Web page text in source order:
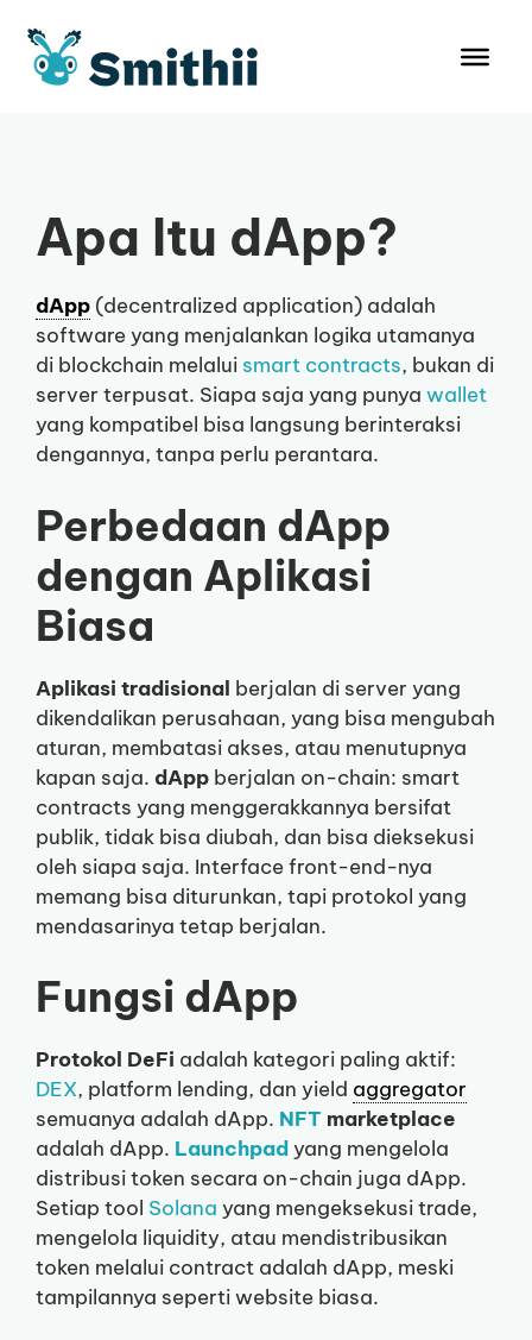
Apa Itu dApp?
dApp (decentralized application) adalah
software yang menjalankan logika utamanya
di blockchain melalui smart contracts, bukan di
server terpusat. Siapa saja yang punya wallet
yang kompatibel bisa langsung berinteraksi
dengannya, tanpa perlu perantara.
Perbedaan dApp
dengan Aplikasi
Biasa
Aplikasi tradisional berjalan di server yang
dikendalikan perusahaan, yang bisa mengubah
aturan, membatasi akses, atau menutupnya
kapan saja. dApp berjalan on-chain: smart
contracts yang menggerakkannya bersifat
publik, tidak bisa diubah, dan bisa dieksekusi
oleh siapa saja. Interface front-end-nya
memang bisa diturunkan, tapi protokol yang
mendasarinya tetap berjalan.
Fungsi dApp
Protokol DeFi adalah kategori paling aktif:
DEX, platform lending, dan yield aggregator
semuanya adalah dApp. NFT marketplace
adalah dApp. Launchpad yang mengelola
distribusi token secara on-chain juga dApp.
Setiap tool Solana yang mengeksekusi trade,
mengelola liquidity, atau mendistribusikan
token melalui contract adalah dApp, meski
tampilannya seperti website biasa.